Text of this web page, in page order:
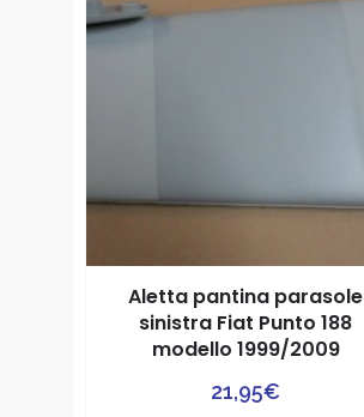
Aletta pantina parasole
sinistra Fiat Punto 188
modello 1999/2009
21,95€